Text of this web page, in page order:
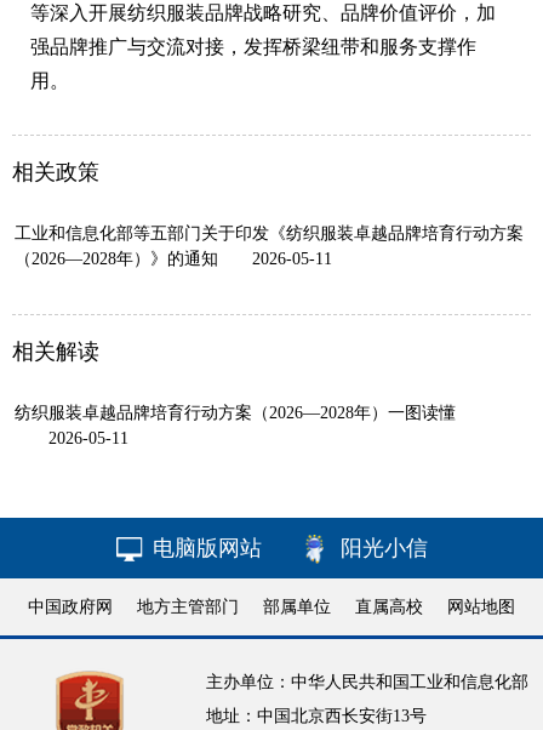
等深入开展纺织服装品牌战略研究、品牌价值评价，加
强品牌推广与交流对接，发挥桥梁纽带和服务支撑作
用。
相关政策
工业和信息化部等五部门关于印发《纺织服装卓越品牌培育行动方案
（2026—2028年）》的通知
2026-05-11
相关解读
纺织服装卓越品牌培育行动方案（2026—2028年）一图读懂
2026-05-11
电脑版网站 阳光小信
中国政府网 地方主管部门 部属单位 直属高校 网站地图
主办单位：中华人民共和国工业和信息化部
地址：中国北京西长安街13号